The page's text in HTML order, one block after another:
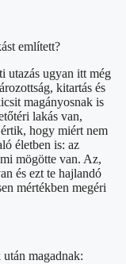
említett?
utazás ugyan itt még
kitartás és
magányosnak is
lakás van,
hogy miért nem
életben is: az
mögötte van. Az,
és ezt te hajlandó
mértékben megéri
magadnak: